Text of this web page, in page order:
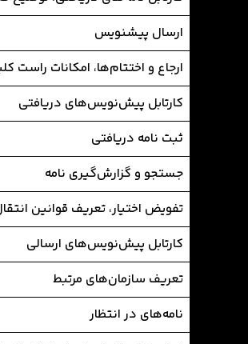
ارسال پیشنویس
ارجاع و اختتام‌ها، امکانات راست
کارتابل پیش‌نویس‌های دریافتی
ثبت نامه دریافتی
جستجو و گزارش‌گیری نامه
تفویض اختیار، تعریف قوانین
کارتابل پیش‌نویس‌های ارسالی
تعریف سازمان‌های مرتبط
نامه‌های در انتظار